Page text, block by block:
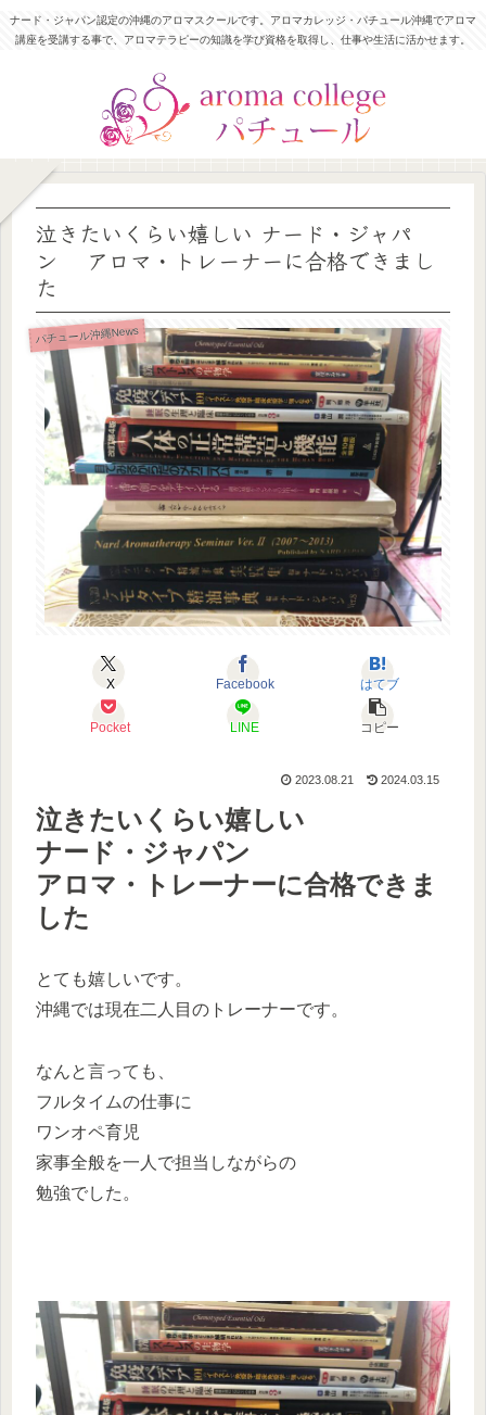
ナード・ジャパン認定の沖縄のアロマスクールです。アロマカレッジ・パチュール沖縄でアロマ
講座を受講する事で、アロマテラピーの知識を学び資格を取得し、仕事や生活に活かせます。
泣きたいくらい嬉しい ナード・ジャパ
ン アロマ・トレーナーに合格できまし
た
パチュール沖縄News
X Facebook はてブ
Pocket LINE コピー
2023.08.21 2024.03.15
泣きたいくらい嬉しい
ナード・ジャパン
アロマ・トレーナーに合格できま
した
とても嬉しいです。
沖縄では現在二人目のトレーナーです。
なんと言っても、
フルタイムの仕事に
ワンオペ育児
家事全般を一人で担当しながらの
勉強でした。